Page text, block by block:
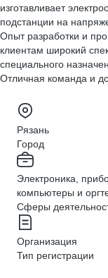
изготавливает
подстанции на
Опыт разработки и
клиентам широкий
специального
Отличная команда и
Рязань
Город
Электроника,
компьютеры и
Сферы
Организация
Тип регистрации